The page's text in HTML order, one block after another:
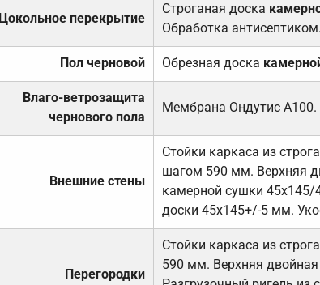
Цокольное перекрытие
Строганая доска
Обработка антисептиком.
Пол черновой Обрезная доска
Влаго-ветрозащита
чернового пола
Мембрана Ондутис А100.
Внешние стены
Стойки каркаса из
шагом 590 мм. Верхняя
камерной сушки 45х145/
доски 45х145+/-5 мм.
Перегородки
Стойки каркаса из
590 мм. Верхняя